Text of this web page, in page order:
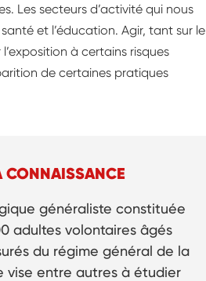
Les secteurs d’activité qui nous
et l’éducation. Agir, tant sur le
à certains risques
de certaines pratiques
CONNAISSANCE
généraliste constituée
adultes volontaires âgés
du régime général de la
vise entre autres à étudier